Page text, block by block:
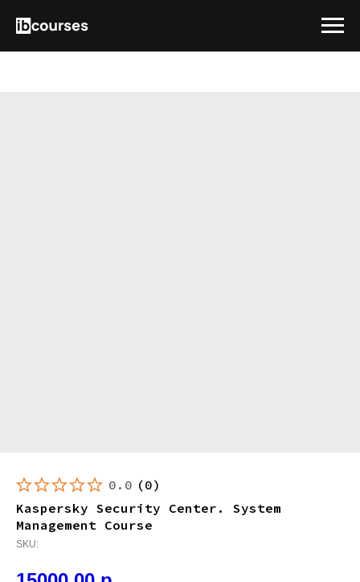
0.0 (0)
Kaspersky Security Center. System
Management Course
SKU: